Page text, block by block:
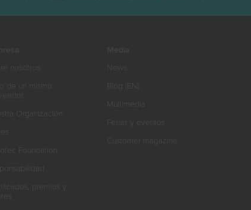
nosotros
de un mismo
Organización
Foundation
premios y
News
Blog (EN)
Multimedia
Ferias y eventos
Customer magazine